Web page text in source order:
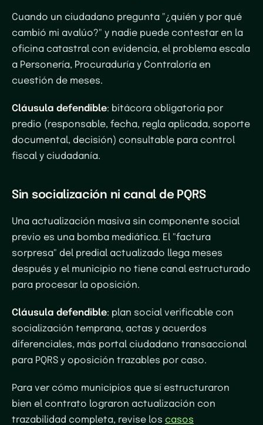
Cuando un ciudadano pregunta "¿quién y por qué
cambió mi avalúo?" y nadie puede contestar en la
oficina catastral con evidencia, el problema escala
a Personería, Procuraduría y Contraloría en
cuestión de meses.
Cláusula defendible: bitácora obligatoria por
predio (responsable, fecha, regla aplicada, soporte
documental, decisión) consultable para control
fiscal y ciudadanía.
Sin socialización ni canal de PQRS
Una actualización masiva sin componente social
previo es una bomba mediática. El "factura
sorpresa" del predial actualizado llega meses
después y el municipio no tiene canal estructurado
para procesar la oposición.
Cláusula defendible: plan social verificable con
socialización temprana, actas y acuerdos
diferenciales, más portal ciudadano transaccional
para PQRS y oposición trazables por caso.
Para ver cómo municipios que sí estructuraron
bien el contrato lograron actualización con
trazabilidad completa, revise los casos